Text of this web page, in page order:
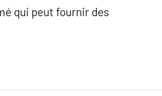
qui peut fournir des